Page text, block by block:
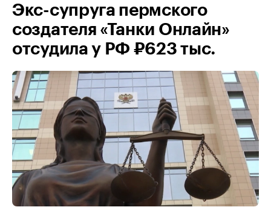
Экс-супруга пермского
создателя «Танки Онлайн»
отсудила у РФ ₽623 тыс.